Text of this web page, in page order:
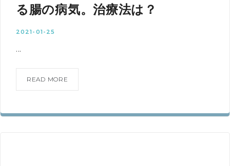
る腸の病気。治療法は？
2021-01-25
...
READ MORE